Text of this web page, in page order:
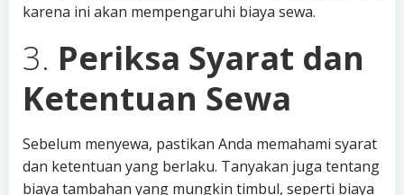
karena ini akan mempengaruhi biaya sewa.
3. Periksa Syarat dan
Ketentuan Sewa
Sebelum menyewa, pastikan Anda memahami syarat
dan ketentuan yang berlaku. Tanyakan juga tentang
biaya tambahan yang mungkin timbul, seperti biaya